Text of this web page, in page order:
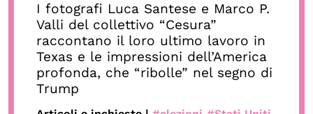
I fotografi Luca Santese e Marco P.
Valli del collettivo “Cesura”
raccontano il loro ultimo lavoro in
Texas e le impressioni dell’America
profonda, che “ribolle” nel segno di
Trump